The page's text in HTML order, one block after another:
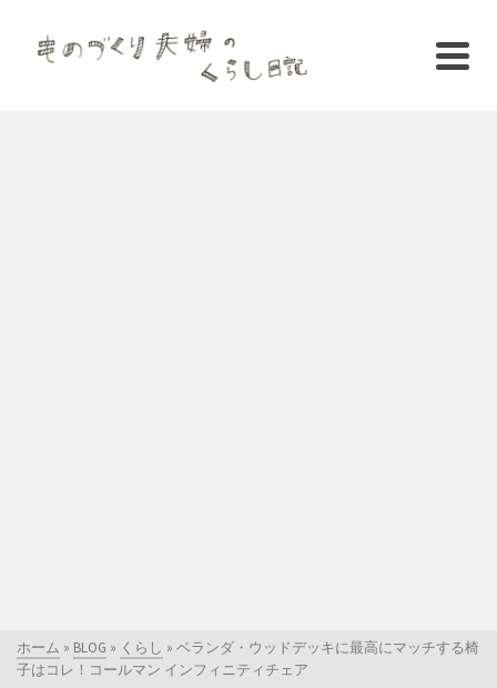
ホーム » BLOG » くらし » ベランダ・ウッドデッキに最高にマッチする椅
子はコレ！コールマン インフィニティチェア